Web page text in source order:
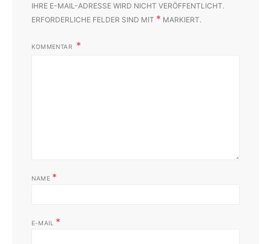
IHRE E-MAIL-ADRESSE WIRD NICHT VERÖFFENTLICHT.
ERFORDERLICHE FELDER SIND MIT * MARKIERT.
KOMMENTAR
NAME *
E-MAIL *